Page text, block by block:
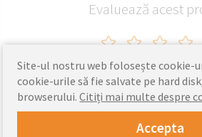
Evaluează acest
Site-ul nostru web folosește cookie-
cookie-urile să fie salvate pe hard
browserului.Citiți mai multe despre
Accepta